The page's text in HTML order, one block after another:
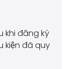
khi đăng ký
kiện đã quy